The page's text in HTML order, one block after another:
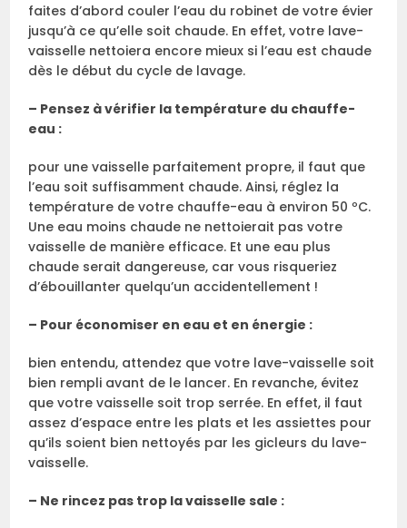
faites d’abord couler l’eau du robinet de votre évier
jusqu’à ce qu’elle soit chaude. En effet, votre lave-
vaisselle nettoiera encore mieux si l’eau est chaude
dès le début du cycle de lavage.
– Pensez à vérifier la température du chauffe-
eau :
pour une vaisselle parfaitement propre, il faut que
l’eau soit suffisamment chaude. Ainsi, réglez la
température de votre chauffe-eau à environ 50 ºC.
Une eau moins chaude ne nettoierait pas votre
vaisselle de manière efficace. Et une eau plus
chaude serait dangereuse, car vous risqueriez
d’ébouillanter quelqu’un accidentellement !
– Pour économiser en eau et en énergie :
bien entendu, attendez que votre lave-vaisselle soit
bien rempli avant de le lancer. En revanche, évitez
que votre vaisselle soit trop serrée. En effet, il faut
assez d’espace entre les plats et les assiettes pour
qu’ils soient bien nettoyés par les gicleurs du lave-
vaisselle.
– Ne rincez pas trop la vaisselle sale :